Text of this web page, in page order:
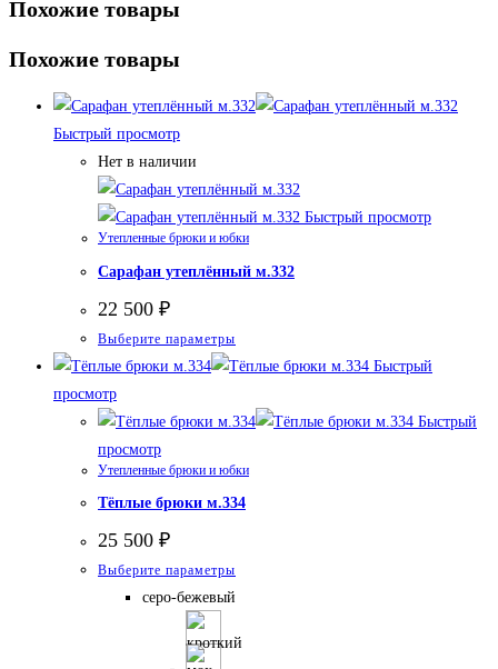
Похожие товары
Похожие товары
Быстрый просмотр
Нет в наличии
Быстрый просмотр
Утепленные брюки и юбки
Сарафан утеплённый м.332
22 500 ₽
Выберите параметры
товар
несколько
Опции
можно
Быстрый
просмотр
Быстрый
просмотр
Утепленные брюки и юбки
Тёплые брюки м.334
25 500 ₽
Выберите параметры
несколько
серо-бежевый